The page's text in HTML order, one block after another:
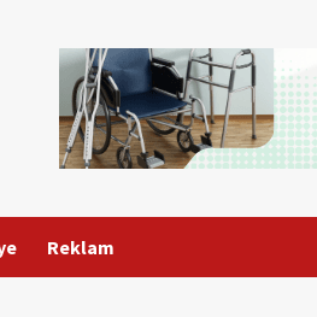
Reklam